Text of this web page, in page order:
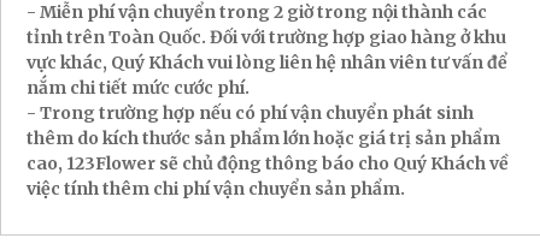
- Miễn phí vận chuyển trong 2 giờ trong nội thành các
tỉnh trên Toàn Quốc. Đối với trường hợp giao hàng ở khu
vực khác, Quý Khách vui lòng liên hệ nhân viên tư vấn để
nắm chi tiết mức cước phí.
- Trong trường hợp nếu có phí vận chuyển phát sinh
thêm do kích thước sản phẩm lớn hoặc giá trị sản phẩm
cao, 123Flower sẽ chủ động thông báo cho Quý Khách về
việc tính thêm chi phí vận chuyển sản phẩm.